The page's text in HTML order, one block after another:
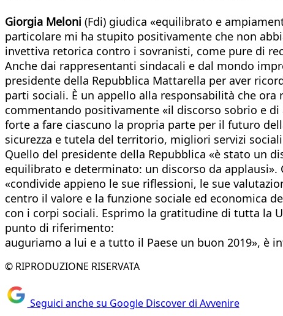
Giorgia Meloni (Fdi) giudica «equilibrato e
particolare mi ha stupito positivamente che non
invettiva retorica contro i sovranisti, come pure di
Anche dai rappresentanti sindacali e dal mondo
presidente della Repubblica Mattarella per aver
parti sociali. È un appello alla responsabilità che
commentando positivamente «il discorso sobrio e
forte a fare ciascuno la propria parte per il futuro
sicurezza e tutela del territorio, migliori servizi
Quello del presidente della Repubblica «è stato un
equilibrato e determinato: un discorso da applausi».
«condivide appieno le sue riflessioni, le sue
centro il valore e la funzione sociale ed economica
con i corpi sociali. Esprimo la gratitudine di tutta la
punto di riferimento:
auguriamo a lui e a tutto il Paese un buon 2019», è
© RIPRODUZIONE RISERVATA
Seguici anche su Google Discover di Avvenire